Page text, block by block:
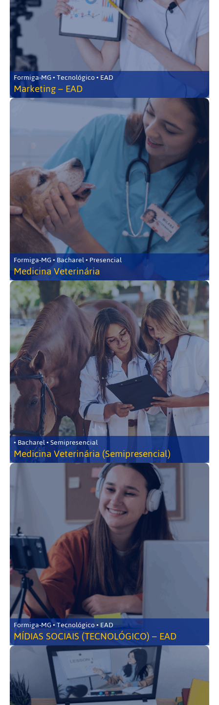
Formiga-MG • Tecnológico • EAD
Marketing – EAD
Formiga-MG • Bacharel • Presencial
Medicina Veterinária
• Bacharel • Semipresencial
Medicina Veterinária (Semipresencial)
Formiga-MG • Tecnológico • EAD
MÍDIAS SOCIAIS (TECNOLÓGICO) – EAD